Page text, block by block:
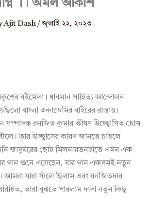
।। অমল আকাশ
Ajit Dash/জুলাই ২২, ২০২৩
বইমেলা। ধাবমান সাহিত্য আন্দোলন
বাংলা একাডেমির বাইরের রাস্তায়।
সম্পাদক রনজিত কুমার ভীষণ উচ্ছ্বোসিত চোখ
তার উচ্ছ্বাসের কারণ জানতে চাইলে
জাদুঘরের ছোট মিলনায়তনটাতে এমন এক
গান শুনে এসেছেন, যার গান একদমই নতুন
আমরা যারা স্টলে ছিলাম এবং রনজিতদার
তারা বুঝতে পারলাম দাদা নতুন কিছু